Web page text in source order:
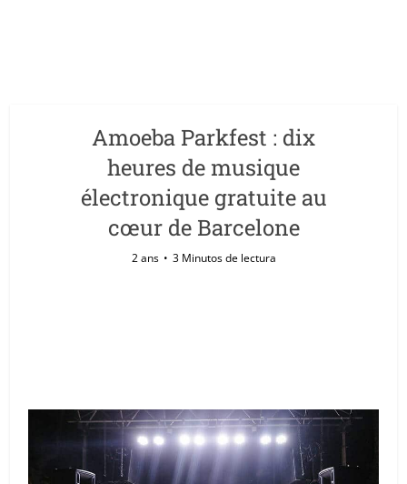
Amoeba Parkfest : dix
heures de musique
électronique gratuite au
cœur de Barcelone
2 ans 3 Minutos de lectura